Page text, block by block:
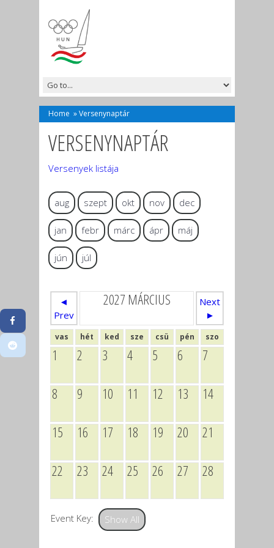
Home »Versenynaptár
VERSENYNAPTÁR
Versenyek listája
aug szept okt nov dec
jan febr márc ápr máj
jún júl
◄
Prev
2027 MÁRCIUS
Next
►
vas hét ked sze csü pén szo
1 2 3 4 5 6 7
8 9 10 11 12 13 14
15 16 17 18 19 20 21
22 23 24 25 26 27 28
Event Key: Show All